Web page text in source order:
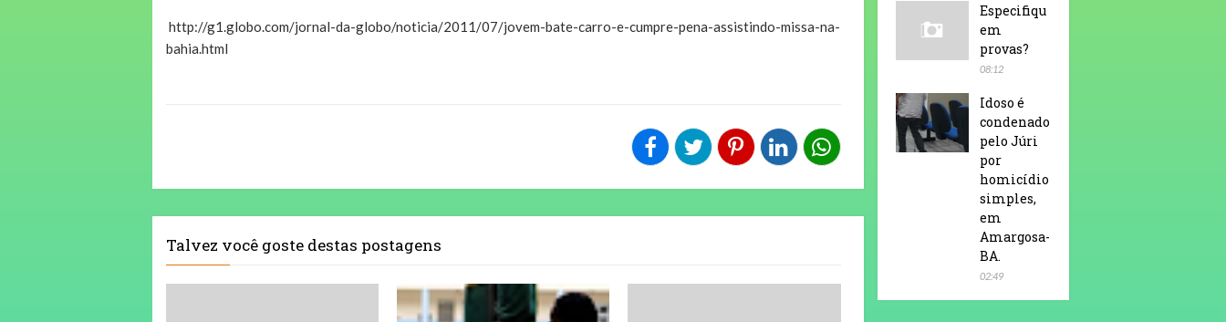
http://g1.globo.com/jornal-da-globo/noticia/2011/07/jovem-bate-carro-e-cumpre-pena-assistindo-missa-na-
bahia.html
Talvez você goste destas postagens
Especifiqu
em
provas?
08:12
Idoso é
condenado
pelo Júri
por
homicídio
simples,
em
Amargosa-
BA.
02:49